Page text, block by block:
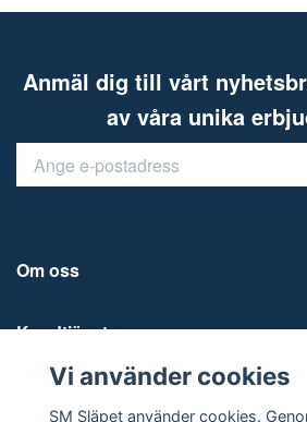
Anmäl dig till vårt
av våra unika
Om oss
Kundtjänst
Social Media
Vi använder cookies
SM Släpet använder cookies.